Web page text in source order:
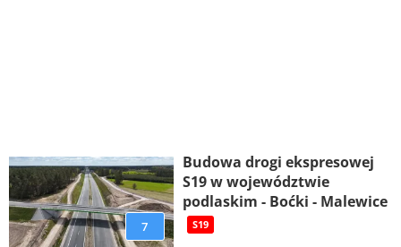
7
Budowa drogi ekspresowej
S19 w województwie
podlaskim - Boćki - Malewice
S19